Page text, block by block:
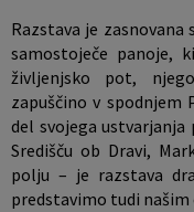
Razstava je
samostoječe panoje,
življenjsko pot,
zapuščino v spodnjem
del svojega
Središču ob Dravi,
polju – je razstava
predstavimo tudi našim